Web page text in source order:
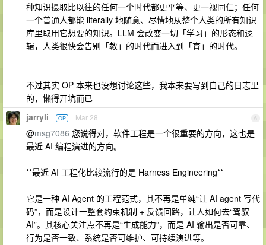
种知识摄取比以往的任何一个时代都更平等、更一视同仁；任何
一个普通人都能 literally 地随意、尽情地从整个人类的所有知识
库里取用它想要的知识。LLM 会改变一切「学习」的形态和逻
辑，人类很快会告别「教」的时代而进入到「育」的时代。
不过其实 OP 本来也没想讨论这些，我本来要写到自己的日志里
的，懒得开坑而已
6
jarryli OP Mar 28
@msg7086 您说得对，软件工程是一个很重要的方向，这也是
最近 AI 编程演进的方向。
**最近 AI 工程化比较流行的是 Harness Engineering**
它是一种 AI Agent 的工程范式，其不再是单纯“让 AI agent 写代
码”，而是设计一整套约束机制 + 反馈回路，让人如何去“驾驭
AI”。其核心关注点不再是“生成能力”，而是 AI 输出是否可靠、
行为是否一致、系统是否可维护、可持续演进等。